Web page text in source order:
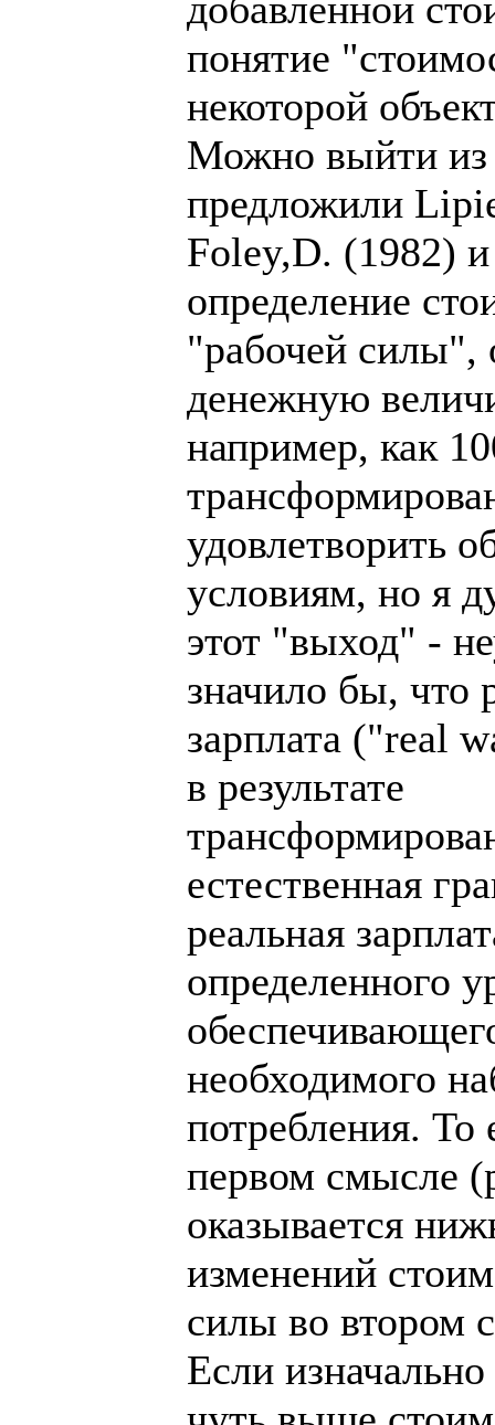
понятие
некоторой
Можно выйти из
предложили
Foley,D. (1982)
определение
"рабочей силы",
денежную
например, как
удовлетворить
условиям, но я
этот "выход" -
значило бы, что
зарплата ("real
в результате
естественная
реальная
определенного
необходимого
потребления. То
первом смысле
оказывается
изменений
силы во втором
Если